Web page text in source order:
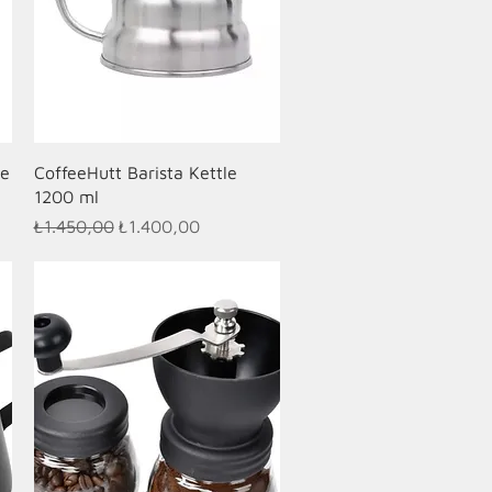
Hızlı Bakış
CoffeeHutt Barista Kettle
1200 ml
Normal Fiyat
₺1.450,00 İndirimli Fiyat
₺1.400,00